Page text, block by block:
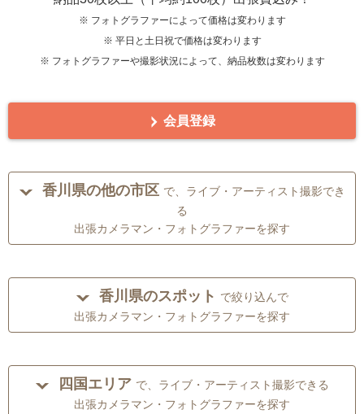
※ フォトグラファーによって価格は変わります
※ 平日と土日祝で価格は変わります
※ フォトグラファーや撮影状況によって、納品枚数は変わります
会員登録
香川県の他の市区 で、ライブ・アーティスト撮影でき
る
出張カメラマン・フォトグラファーを探す
香川県のスポット で絞り込んで
出張カメラマン・フォトグラファーを探す
四国エリア で、ライブ・アーティスト撮影できる
出張カメラマン・フォトグラファーを探す